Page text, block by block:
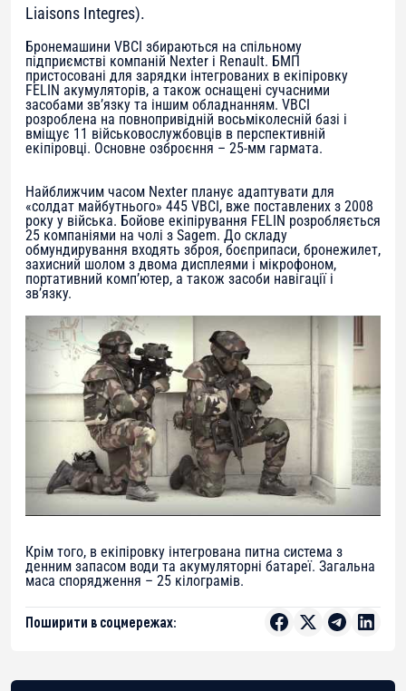
Liaisons Integres).
Бронемашини VBCI збираються на спільному
підприємстві компаній Nexter і Renault. БМП
пристосовані для зарядки інтегрованих в екіпіровку
FELIN акумуляторів, а також оснащені сучасними
засобами зв’язку та іншим обладнанням. VBCI
розроблена на повнопривідній восьміколесній базі і
вміщує 11 військовослужбовців в перспективній
екіпіровці. Основне озброєння – 25-мм гармата.
Найближчим часом Nexter планує адаптувати для
«солдат майбутнього» 445 VBCI, вже поставлених з 2008
року у війська. Бойове екіпірування FELIN розробляється
25 компаніями на чолі з Sagem. До складу
обмундирування входять зброя, боєприпаси, бронежилет,
захисний шолом з двома дисплеями і мікрофоном,
портативний комп’ютер, а також засоби навігації і
зв’язку.
Крім того, в екіпіровку інтегрована питна система з
денним запасом води та акумуляторні батареї. Загальна
маса спорядження – 25 кілограмів.
Поширити в соцмережах: